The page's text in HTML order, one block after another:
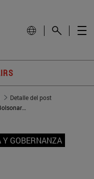
Detalle del post
Decapitado, pero eficiente: El gobierno de Bolsonaro cumple un año
GOBERNANZA